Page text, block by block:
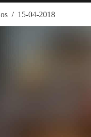
/ 15-04-2018